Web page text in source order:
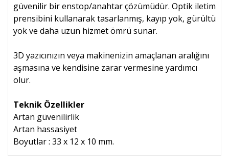
güvenilir bir enstop/anahtar çözümüdür. Optik iletim
prensibini kullanarak tasarlanmış, kayıp yok, gürültü
yok ve daha uzun hizmet ömrü sunar.
3D yazıcınızın veya makinenizin amaçlanan aralığını
aşmasına ve kendisine zarar vermesine yardımcı
olur.
Teknik Özellikler
Artan güvenilirlik
Artan hassasiyet
Boyutlar : 33 x 12 x 10 mm.